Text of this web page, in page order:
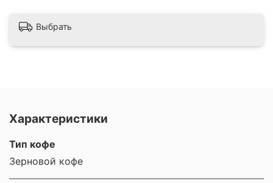
Выбрать
Характеристики
Тип кофе
Зерновой кофе